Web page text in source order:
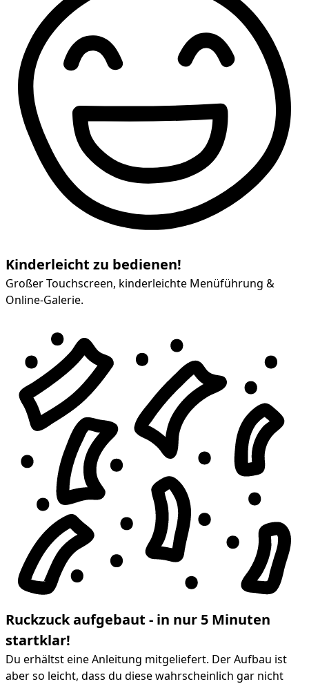
Kinderleicht zu bedienen!
Großer Touchscreen, kinderleichte Menüführung &
Online-Galerie.
Ruckzuck aufgebaut - in nur 5 Minuten
startklar!
Du erhältst eine Anleitung mitgeliefert. Der Aufbau ist
aber so leicht, dass du diese wahrscheinlich gar nicht